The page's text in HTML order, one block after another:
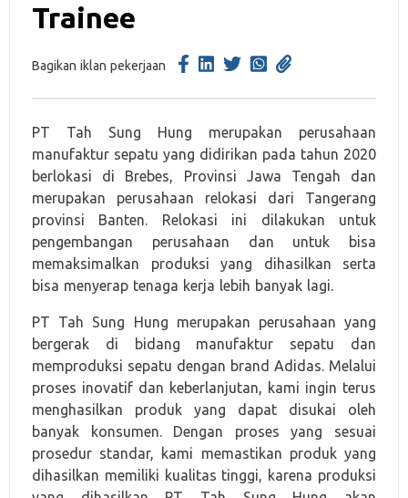
Trainee
Bagikan iklan pekerjaan
PT Tah Sung Hung merupakan perusahaan
manufaktur sepatu yang didirikan pada tahun 2020
berlokasi di Brebes, Provinsi Jawa Tengah dan
merupakan perusahaan relokasi dari Tangerang
provinsi Banten. Relokasi ini dilakukan untuk
pengembangan perusahaan dan untuk bisa
memaksimalkan produksi yang dihasilkan serta
bisa menyerap tenaga kerja lebih banyak lagi.
PT Tah Sung Hung merupakan perusahaan yang
bergerak di bidang manufaktur sepatu dan
memproduksi sepatu dengan brand Adidas. Melalui
proses inovatif dan keberlanjutan, kami ingin terus
menghasilkan produk yang dapat disukai oleh
banyak konsumen. Dengan proses yang sesuai
prosedur standar, kami memastikan produk yang
dihasilkan memiliki kualitas tinggi, karena produksi